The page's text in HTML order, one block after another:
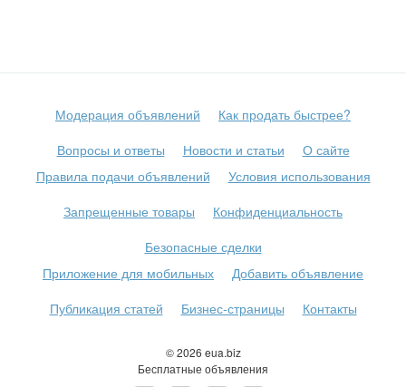
© 2026 eua.biz
Бесплатные объявления
Модерация объявлений
Как продать быстрее?
Вопросы и ответы
Новости и статьи
О сайте
Правила подачи объявлений
Условия использования
Запрещенные товары
Конфиденциальность
Безопасные сделки
Приложение для мобильных
Добавить объявление
Публикация статей
Бизнес-страницы Контакты